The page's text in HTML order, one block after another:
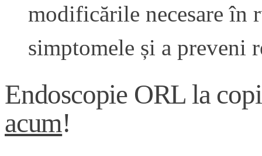
modificările necesare în
simptomele și a preveni
Endoscopie ORL la
acum!